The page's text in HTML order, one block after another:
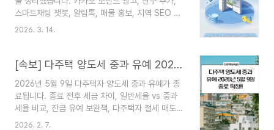
36곳과 차량기지 1곳을 건설하며, 차량 34대를 9
분 간격으로 운행할 예정입니다. 개통 시기는 당초
2027년에서 2028년 12월로 1년 연기되었으며,
스마트채팅 챗봇, 알림톡, 매물 홍보, 지역 SEO 전
략까지 고객 문의와 계약률을 높이는 실전 부동산
어려운 시대가 되었습니다.과거에는 전단지, 현수
막, 지역 광고만으로도 문의가 발생했지만 지금은
고객이 검색하고 비교하고 상담하는 과정 대부분이
온라인에서 이루어지고 있습니다.특히 카카오톡 채
널 부동산 마케팅은 고객과 직접 연결되는 구조를
만들 수 있다는 점에서 공인중개사와 부동산 사무소
2026. 3. 14.
[속보] 다주택 양도세 중과 유예 2026년 5월 9일 종료 확정! 지금 안 팔면 세금 최대 2배? 절세 매도 전략 총정리
2026년 5월 9일 다주택자 양도세 중과 유예가 종
료됩니다. 종료 전후 세금 차이, 일반세율 vs 중과
세율 비교, 잔금 유예 보완책, 다주택자 절세 매도
전략까지 한 번에 정리했습니다. 🚨 다주택 양도세
2026. 2. 7.